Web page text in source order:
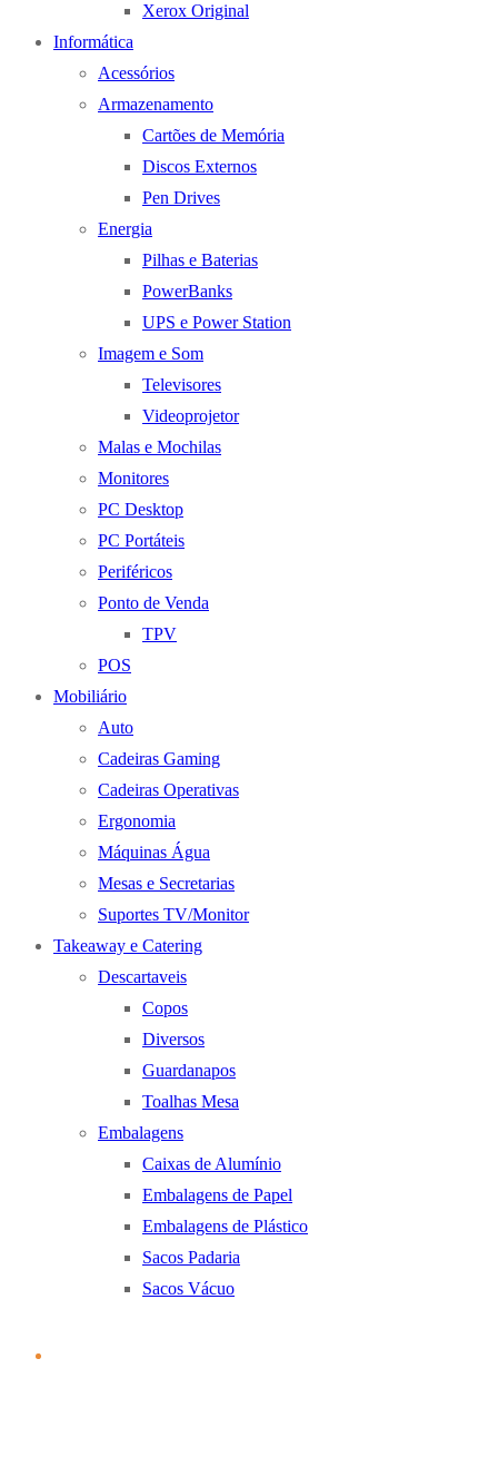
Xerox Original
Informática
Acessórios
Armazenamento
Cartões de Memória
Discos Externos
Pen Drives
Energia
Pilhas e Baterias
PowerBanks
UPS e Power Station
Imagem e Som
Televisores
Videoprojetor
Malas e Mochilas
Monitores
PC Desktop
PC Portáteis
Periféricos
Ponto de Venda
TPV
POS
Mobiliário
Auto
Cadeiras Gaming
Cadeiras Operativas
Ergonomia
Máquinas Água
Mesas e Secretarias
Suportes TV/Monitor
Takeaway e Catering
Descartaveis
Copos
Diversos
Guardanapos
Toalhas Mesa
Embalagens
Caixas de Alumínio
Embalagens de Papel
Embalagens de Plástico
Sacos Padaria
Sacos Vácuo